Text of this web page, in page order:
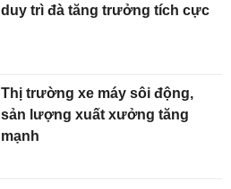
duy trì đà tăng trưởng tích cực
Thị trường xe máy sôi động,
sản lượng xuất xưởng tăng
mạnh